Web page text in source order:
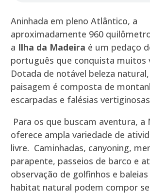
Aninhada em pleno Atlântico, a
aproximadamente 960
a Ilha da Madeira é um pedaço
português que conquista muitos
Dotada de notável beleza
paisagem é composta de
escarpadas e falésias
Para os que buscam aventura, a
oferece ampla variedade de
livre. Caminhadas, canyoning,
parapente, passeios de barco e
observação de golfinhos e
habitat natural podem compor